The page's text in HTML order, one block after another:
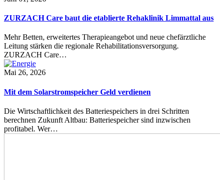
ZURZACH Care baut die etablierte Rehaklinik Limmattal aus
Mehr Betten, erweitertes Therapieangebot und neue chefärztliche
Leitung stärken die regionale Rehabilitationsversorgung.
ZURZACH Care…
Mai 26, 2026
Mit dem Solarstromspeicher Geld verdienen
Die Wirtschaftlichkeit des Batteriespeichers in drei Schritten
berechnen Zukunft Altbau: Batteriespeicher sind inzwischen
profitabel. Wer…